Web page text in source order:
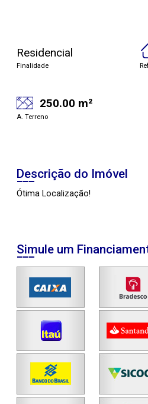
Residencial
Finalidade
250.00 m²
A. Terreno
Descrição do Imóvel
Ótima Localização!
Simule um